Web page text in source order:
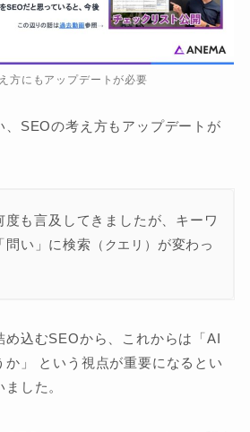
方にもアップデートが必要
、SEOの考え方もアップデートが
度も言及してきましたが、キーワ
問い」に検索
（クエリ） が変わっ
め込むSEOから、これからは「AI
か」 という視点が重要になるとい
した。